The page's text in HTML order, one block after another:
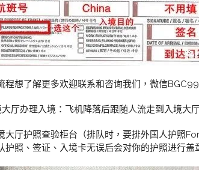
程想了解更多欢迎联系和咨询我们，微信
大厅办理入境：飞机降落后跟随人流走到入境大厅
大厅护照查验柜台（排队时，要排外国人护照
护照、签证、入境卡无误后会对你的护照进行盖